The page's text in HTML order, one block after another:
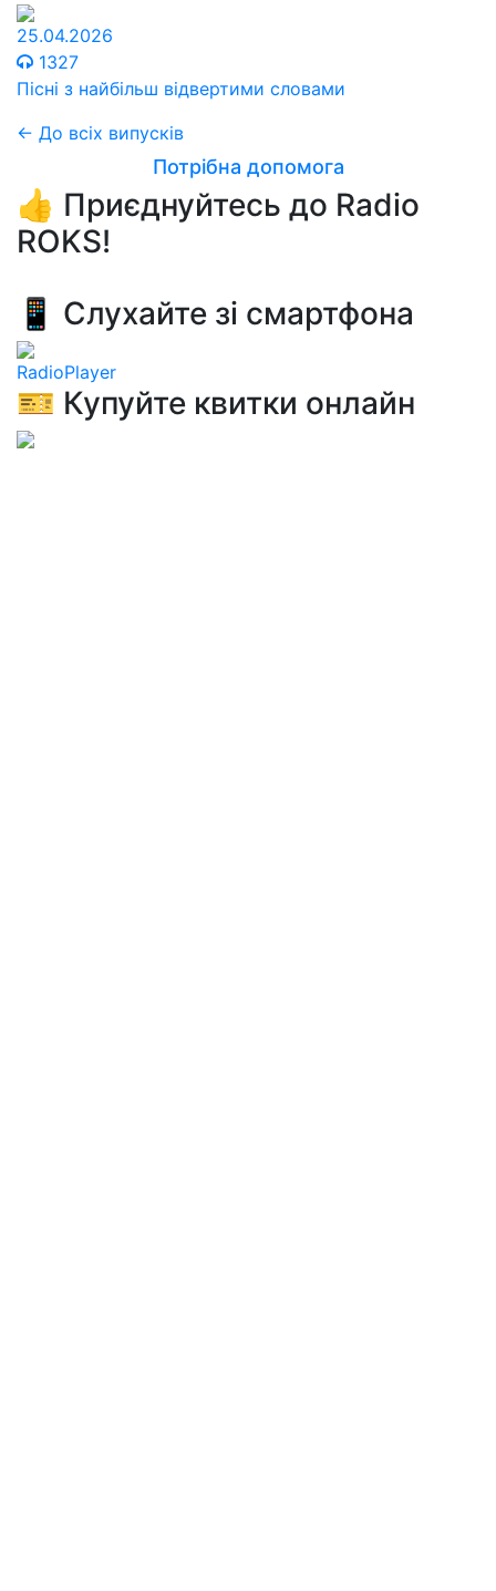
25.04.2026
1327
Пісні з найбільш відвертими словами
← До всіх випусків
Потрібна допомога
👍 Приєднуйтесь до Radio
ROKS!
📱 Слухайте зі смартфона
RadioPlayer
🎫 Купуйте квитки онлайн